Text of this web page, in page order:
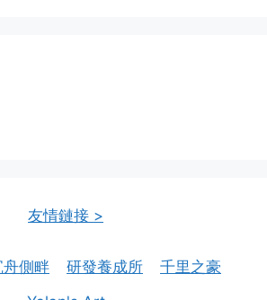
友情鏈接 >
舟側畔 研發養成所
千里之豪